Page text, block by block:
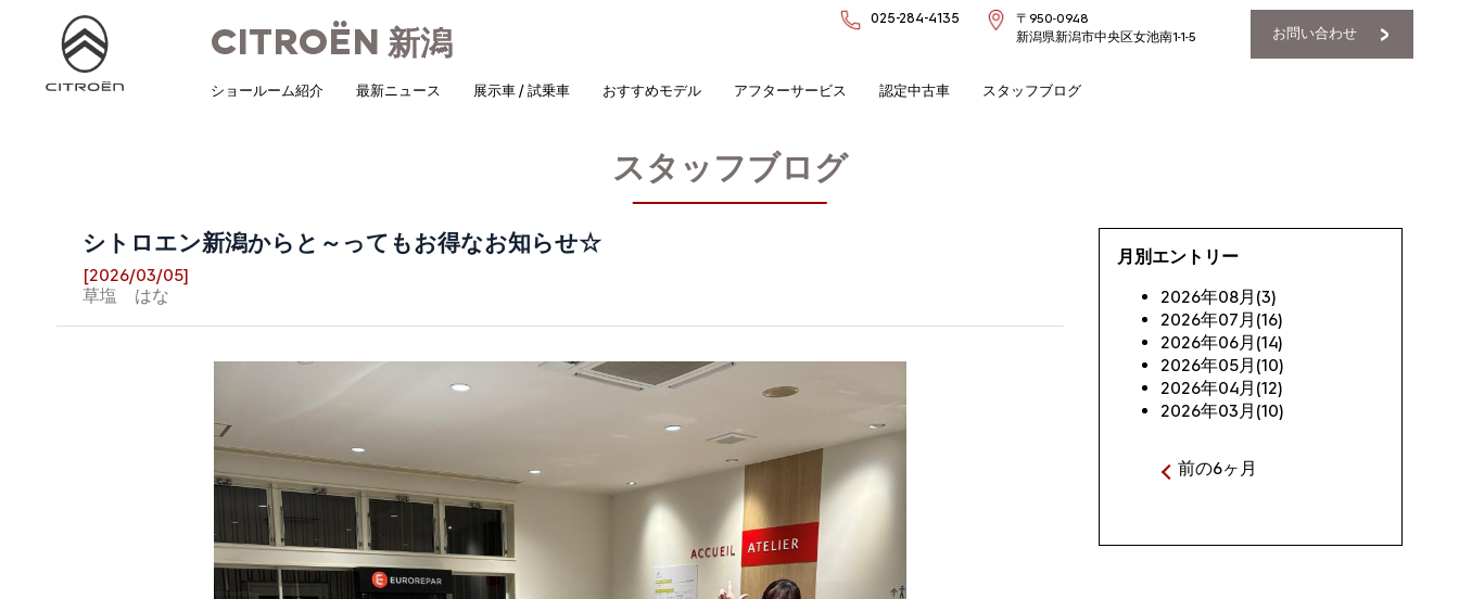
CITROËN 新潟
025-284-4135
〒950-0948
新潟県新潟市中央区女池南1-1-5
お問い合わせ
ショールーム紹介 最新ニュース 展示車 / 試乗車 おすすめモデル アフターサービス 認定中古車 スタッフブログ
スタッフブログ
シトロエン新潟からと～ってもお得なお知らせ☆
[2026/03/05]
草塩 はな
月別エントリー
2026年08月(3)
2026年07月(16)
2026年06月(14)
2026年05月(10)
2026年04月(12)
2026年03月(10)
前の6ヶ月